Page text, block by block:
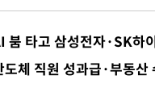
전대 권리당원투표…강원·경
]與 당대표 경선, 경북 권리당원
]與 당대표 경선, 대구 권리당원
]與 당대표 경선, 강원 권리당원
붐 타고 삼성전자·SK하
도체 직원 성과급·부동산